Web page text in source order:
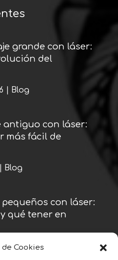
de Cookies
grande con láser:
del
Blog
con láser:
más fácil de
Blog
con láser:
qué tener en
Blog